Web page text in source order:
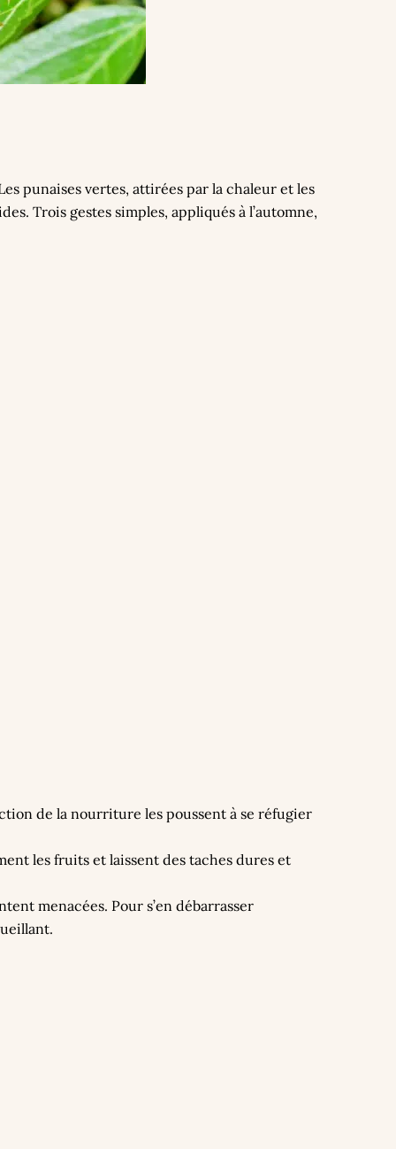
punaises vertes, attirées par la chaleur et les
Trois gestes simples, appliqués à l’automne,
de la nourriture les poussent à se réfugier
les fruits et laissent des taches dures et
menacées. Pour s’en débarrasser